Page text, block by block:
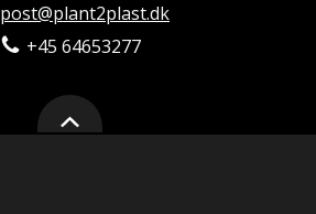
post@plant2plast.dk
+45 64653277